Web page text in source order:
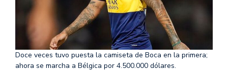
Doce veces tuvo puesta la camiseta de Boca en la primera;
ahora se marcha a Bélgica por 4.500.000 dólares.